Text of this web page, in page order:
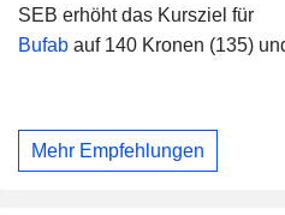
SEB erhöht das Kursziel für
Bufab auf 140 Kronen (135)
Mehr Empfehlungen